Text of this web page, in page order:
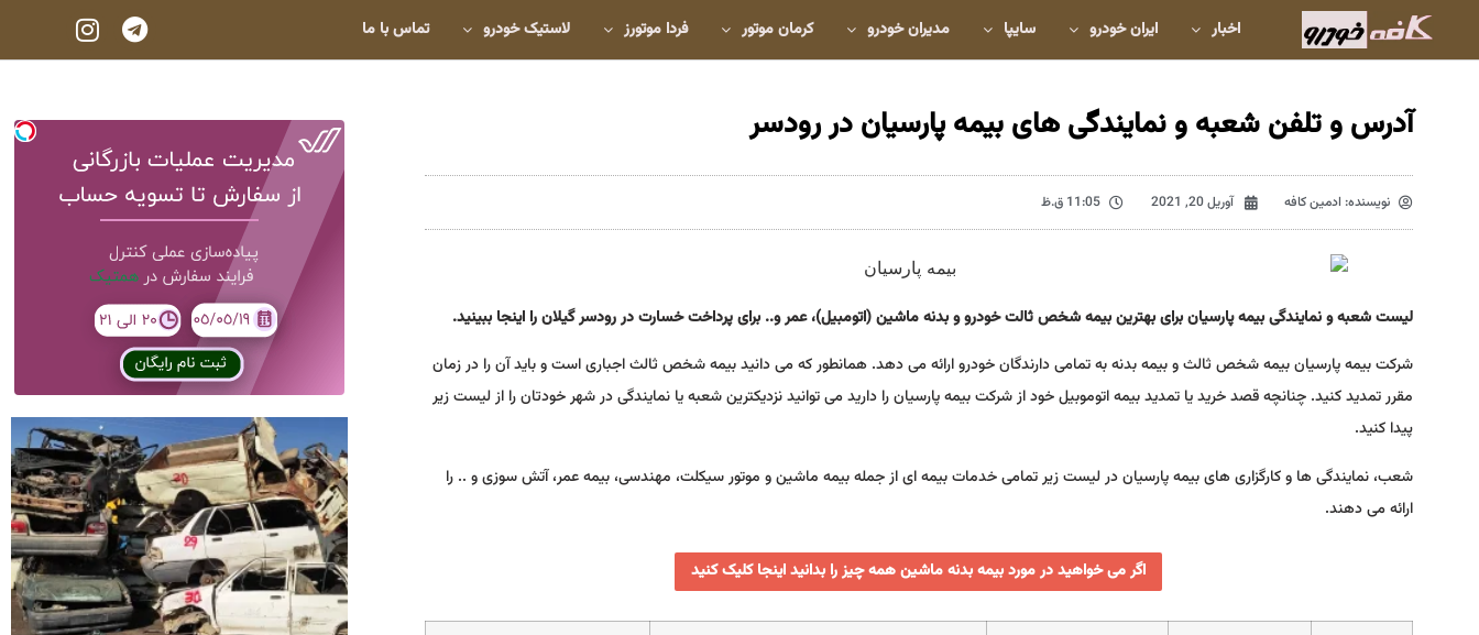
اخبار ایران خودرو سایپا مدیران خودرو کرمان موتور فردا موتورز لاستیک خودرو تماس با ما
آدرس و تلفن شعبه و نمایندگی های بیمه پارسیان در رودسر
نویسنده: ادمین کافه آوریل 20, 2021 11:05 ق.ظ
لیست شعبه و نمایندگی بیمه پارسیان برای بهترین بیمه شخص ثالت خودرو و بدنه ماشین (اتومبیل)، عمر و.. برای پرداخت خسارت در رودسر گیلان را اینجا ببینید.
شرکت بیمه پارسیان بیمه شخص ثالث و بیمه بدنه به تمامی دارندگان خودرو ارائه می دهد. همانطور که می دانید بیمه شخص ثالث اجباری است و باید آن را در زمان
مقرر تمدید کنید. چنانچه قصد خرید یا تمدید بیمه اتوموبیل خود از شرکت بیمه پارسیان را دارید می توانید نزدیکترین شعبه یا نمایندگی در شهر خودتان را از لیست زیر
پیدا کنید.
شعب، نمایندگی ها و کارگزاری های بیمه پارسیان در لیست زیر تمامی خدمات بیمه ای از جمله بیمه ماشین و موتور سیکلت، مهندسی، بیمه عمر، آتش سوزی و .. را
ارائه می دهند.
اگر می خواهید در مورد بیمه بدنه ماشین همه چیز را بدانید اینجا کلیک کنید